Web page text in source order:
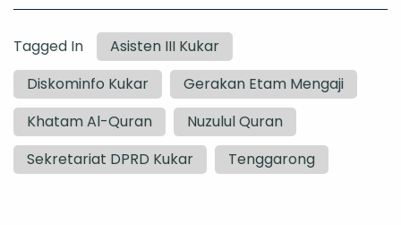
Tagged In
Asisten III Kukar
Diskominfo Kukar
Gerakan Etam Mengaji
Khatam Al-Quran
Nuzulul Quran
Sekretariat DPRD Kukar
Tenggarong